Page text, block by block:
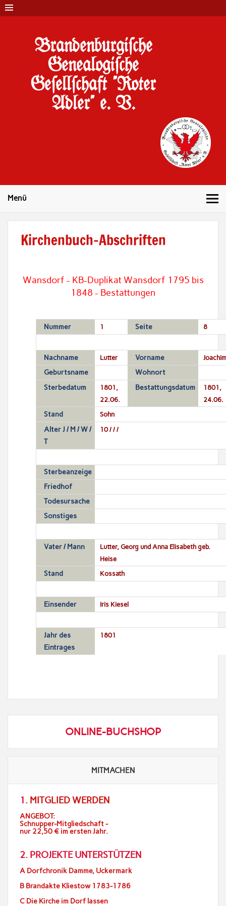
Brandenburgi#che
Genealogi#che
Ge#ell#chaft "Roter
Adler" e. V.
Menü
Kirchenbuch-Abschriften
Wansdorf - KB-Duplikat Wansdorf 1795 bis
1848 - Bestattungen
Nummer 1 Seite 8
Nachname Lutter Vorname Joachim
Geburtsname
Wohnort
Sterbedatum
1801,
22.06.
Bestattungsdatum
1801,
24.06.
Stand Sohn
Alter J / M / W /
T
10 / / /
Sterbeanzeige
Friedhof
Todesursache
Sonstiges
Vater / Mann
Lutter, Georg und Anna Elisabeth geb.
Heise
Stand Kossath
Einsender Iris Kiesel
Jahr des
Eintrages
1801
ONLINE-BUCHSHOP
MITMACHEN
1. MITGLIED WERDEN
ANGEBOT:
Schnupper-Mitgliedschaft -
nur 22,50 € im ersten Jahr.
2. PROJEKTE UNTERSTÜTZEN
A Dorfchronik Damme, Uckermark
B Brandakte Kliestow 1783-1786
C Die Kirche im Dorf lassen